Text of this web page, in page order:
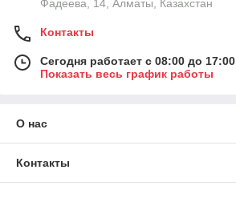
Фадеева, 14, Алматы, Казахстан
Контакты
Сегодня работает с 08:00 до 17:00
Показать весь график работы
О нас
Контакты